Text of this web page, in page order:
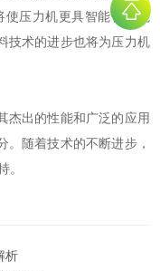
使压力机更具智能化，能
技术的进步也将为压力机
出的性能和广泛的应用
。随着技术的不断进步，
。
析